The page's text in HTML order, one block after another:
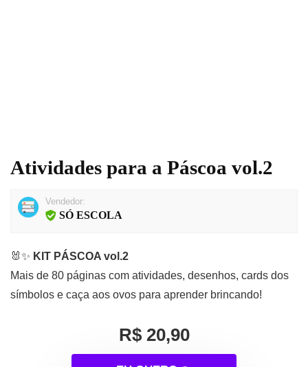
Atividades para a Páscoa vol.2
Vendedor:
SÓ ESCOLA
🐰✨ KIT PÁSCOA vol.2
Mais de 80 páginas com atividades, desenhos, cards dos
símbolos e caça aos ovos para aprender brincando!
R$ 20,90